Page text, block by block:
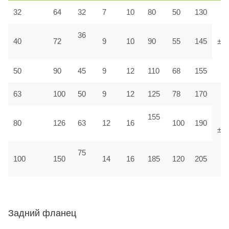
32 64 32 7 10 80 50 130
40 72
36
9 10 90 55 145
50 90 45 9 12 110 68 155
63 100 50 9 12 125 78 170
80 126 63 12 16
155
100 190
100 150
75
14 16 185 120 205
Задний фланец